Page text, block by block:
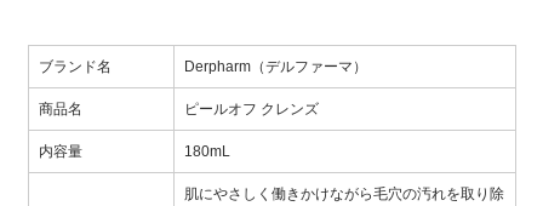
ブランド名 Derpharm（デルファーマ）
商品名 ピールオフ クレンズ
内容量 180mL
肌にやさしく働きかけながら毛穴の汚れを取り除